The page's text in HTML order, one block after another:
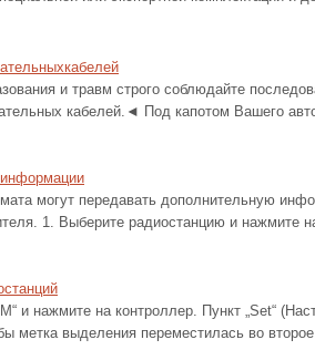
и травм строго соблюдайте
кабелей.◄ Под капотом Вашего
могут передавать дополнительную
1. Выберите радиостанцию и нажмите
и нажмите на контроллер. Пункт „Set“
метка выделения переместилась во